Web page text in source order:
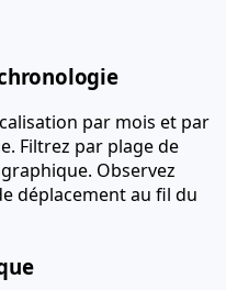
par mois et par
Filtrez par plage de
Observez
déplacement au fil du